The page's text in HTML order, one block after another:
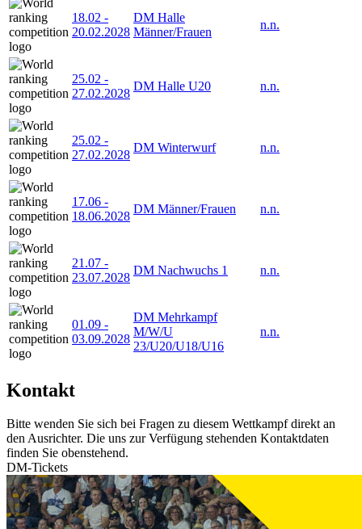
18.02 -
20.02.2028
DM Halle
Männer/Frauen
n.n.
25.02 -
27.02.2028
DM Halle U20 n.n.
25.02 -
27.02.2028
DM Winterwurf n.n.
17.06 -
18.06.2028
DM Männer/Frauen n.n.
21.07 -
23.07.2028
DM Nachwuchs 1 n.n.
01.09 -
03.09.2028
DM Mehrkampf
M/W/U
23/U20/U18/U16
n.n.
Kontakt
Bitte wenden Sie sich bei Fragen zu diesem Wettkampf direkt an
den Ausrichter. Die uns zur Verfügung stehenden Kontaktdaten
finden Sie obenstehend.
DM-Tickets